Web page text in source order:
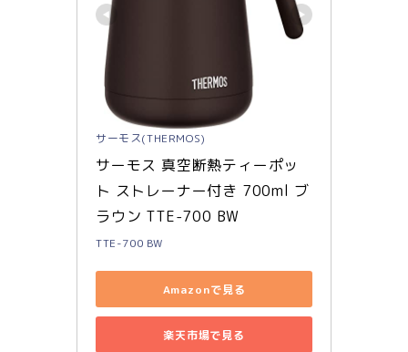
サーモス(THERMOS)
サーモス 真空断熱ティーポッ
ト ストレーナー付き 700ml ブ
ラウン TTE-700 BW
TTE-700 BW
Amazonで見る
楽天市場で見る